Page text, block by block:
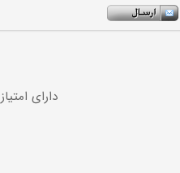
دارای امتیاز